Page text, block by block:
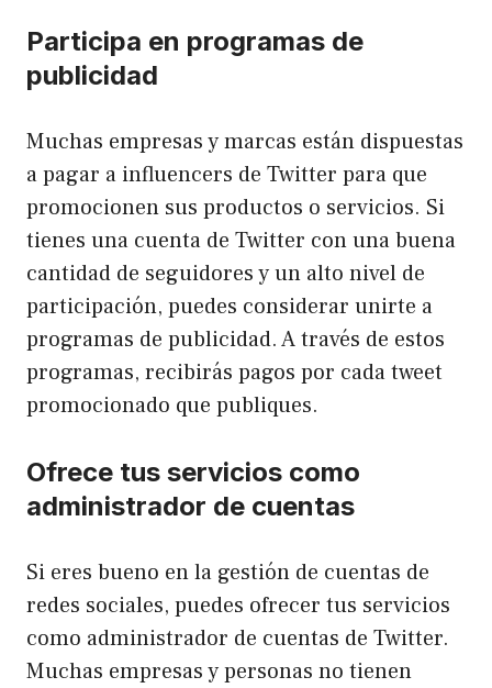
Participa en programas de
publicidad
Muchas empresas y marcas están dispuestas
a pagar a influencers de Twitter para que
promocionen sus productos o servicios. Si
tienes una cuenta de Twitter con una buena
cantidad de seguidores y un alto nivel de
participación, puedes considerar unirte a
programas de publicidad. A través de estos
programas, recibirás pagos por cada tweet
promocionado que publiques.
Ofrece tus servicios como
administrador de cuentas
Si eres bueno en la gestión de cuentas de
redes sociales, puedes ofrecer tus servicios
como administrador de cuentas de Twitter.
Muchas empresas y personas no tienen